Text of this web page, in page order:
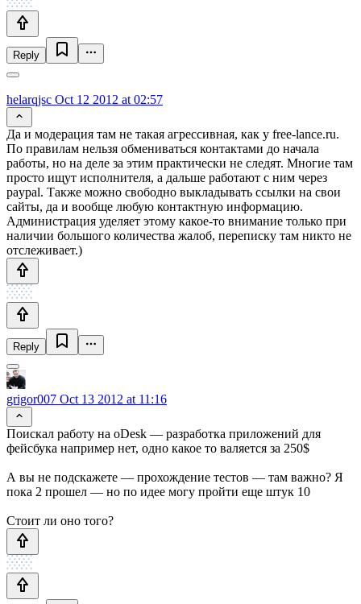
Reply
helarqjsc Oct 12 2012 at 02:57
Да и модерация там не такая агрессивная, как у free-lance.ru.
По правилам нельзя обмениваться контактами до начала
работы, но на деле за этим практически не следят. Многие там
просто ищут исполнителя, а дальше работают с ним через
paypal. Также можно свободно выкладывать ссылки на свои
сайты, да и вообще любую контактную информацию.
Администрация уделяет этому какое-то внимание только при
наличии большого количества жалоб, переписку там никто не
отслеживает.)
Reply
grigor007 Oct 13 2012 at 11:16
Поискал работу на oDesk — разработка приложений для
фейсбука например нет, одно какое то валяется за 250$
А вы не подскажете — прохождение тестов — там важно? Я
пока 2 прошел — но по идее могу пройти еще штук 10
Стоит ли оно того?